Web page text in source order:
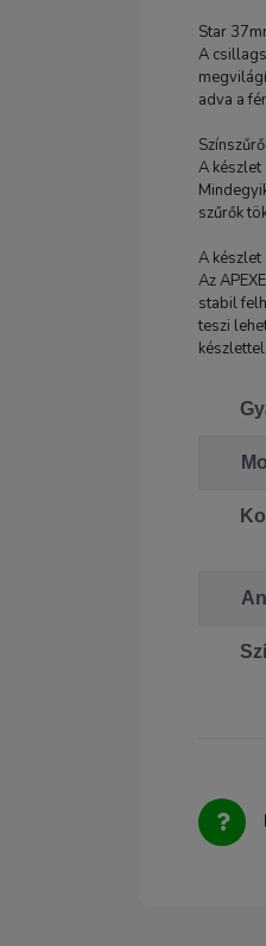
Star
A
adva a
A készlet
szűrők
A
Az
stabil
teszi